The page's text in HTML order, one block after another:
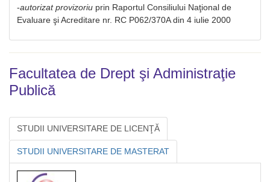
-autorizat provizoriu prin Raportul Consiliului Naţional de
Evaluare şi Acreditare nr. RC P062/370A din 4 iulie 2000
Facultatea de Drept şi Administraţie
Publică
STUDII UNIVERSITARE DE LICENŢĂ
STUDII UNIVERSITARE DE MASTERAT